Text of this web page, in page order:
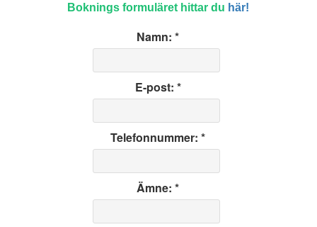
Boknings formuläret hittar du här!
Namn: *
E-post: *
Telefonnummer: *
Ämne: *